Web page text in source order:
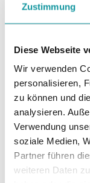
Zustimmung
Diese Webseite
Wir verwenden
personalisieren,
zu können und
analysieren.
Verwendung
soziale Medien,
Partner führen
weiteren Daten